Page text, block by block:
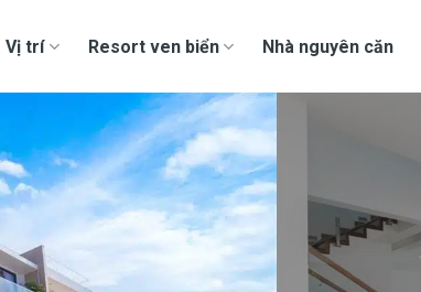
Vị trí Resort ven biển Nhà nguyên căn